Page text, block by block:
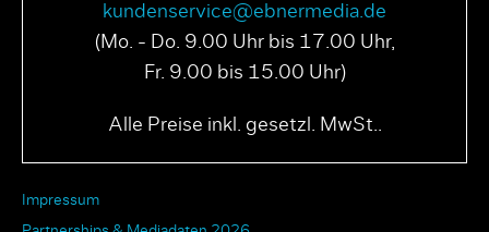
kundenservice@ebnermedia.de
(Mo. - Do. 9.00 Uhr bis 17.00 Uhr,
Fr. 9.00 bis 15.00 Uhr)
Alle Preise inkl. gesetzl. MwSt..
Impressum